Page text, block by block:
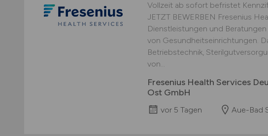
Vollzeit ab sofort befristet
JETZT BEWERBEN Fresenius
Dienstleistungen und
von Gesundheitseinrichtungen.
Betriebstechnik,
von...
Fresenius Health Services
Ost GmbH
vor 5 Tagen Aue-Bad